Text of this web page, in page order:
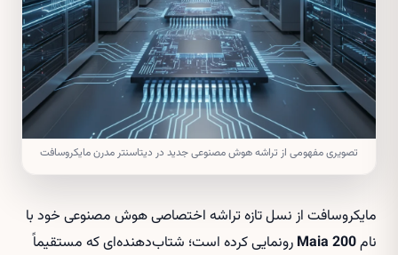
تصویری مفهومی از تراشه هوش مصنوعی جدید در دیتاسنتر مدرن مایکروسافت
مایکروسافت از نسل تازه تراشه اختصاصی هوش مصنوعی خود با
نامMaia 200 رونمایی کرده است؛ شتاب‌دهنده‌ای که مستقیماً